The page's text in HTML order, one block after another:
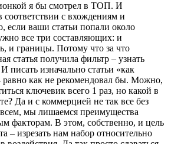
я бы смотрел в ТОП. И
соответствии с вхождениям и
если ваши статьи попали около
все три составляющих: и
и границы. Потому что за что
статья получила фильтр – узнать
писать изначально статьи «как
равно как не рекомендовал бы. Можно,
ключевик всего 1 раз, но какой в
Да и с коммерцией не так все без
мы лишаемся преимущества
факторам. В этом, собственно, и цель
– изрезать нам набор относительно